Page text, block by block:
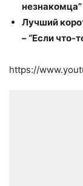
незнакомца”
Лучший
– “Если что-
https://